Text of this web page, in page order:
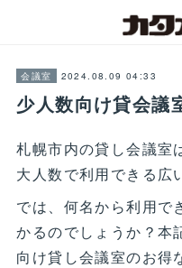
会議室 2024.08.09 04:33
少人数向け貸会議
札幌市内の貸し会議室
大人数で利用できる広
では、何名から利用で
かるのでしょうか？本
向け貸し会議室のお得